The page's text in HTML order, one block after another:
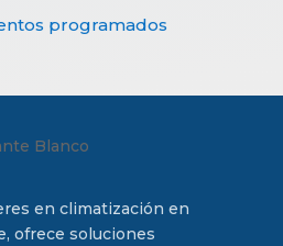
programados
en climatización en
ofrece soluciones